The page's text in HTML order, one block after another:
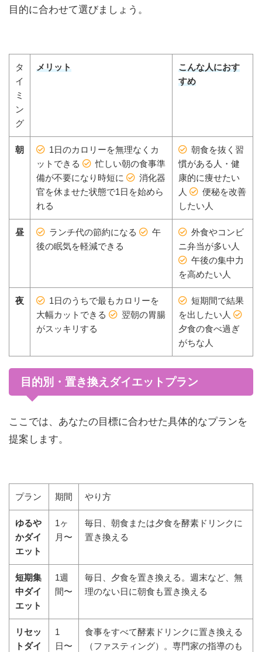
目的に合わせて選びましょう。
タ
イ
ミ
ン
グ
メリット
こんな人におす
すめ
朝
1日のカロリーを無理なくカ
ットできる
忙しい朝の食事準
備が不要になり時短に
消化器
官を休ませた状態で1日を始めら
れる
朝食を抜く習
慣がある人・健
康的に痩せたい
人
便秘を改善
したい人
昼 ランチ代の節約になる
午
後の眠気を軽減できる
外食やコンビ
ニ弁当が多い人
午後の集中力
を高めたい人
夜
1日のうちで最もカロリーを
大幅カットできる
翌朝の胃腸
がスッキリする
短期間で結果
を出したい人
夕食の食べ過ぎ
がちな人
目的別・置き換えダイエットプラン
ここでは、あなたの目標に合わせた具体的なプランを
提案します。
プラン 期間 やり方
ゆるや
かダイ
エット
1ヶ
月〜
毎日、朝食または夕食を酵素ドリンクに
置き換える
短期集
中ダイ
エット
1週
間〜
毎日、夕食を置き換える。週末など、無
理のない日に朝食も置き換える
リセッ
トダイ
1
日〜
食事をすべて酵素ドリンクに置き換える
（ファスティング）。専門家の指導のも